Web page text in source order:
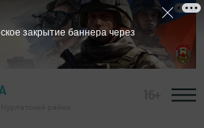
закрытие баннера через